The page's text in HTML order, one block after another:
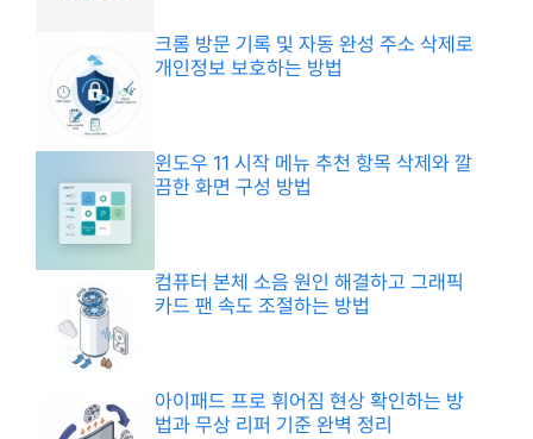
크롬 방문 기록 및 자동 완성 주소 삭제로
개인정보 보호하는 방법
윈도우 11 시작 메뉴 추천 항목 삭제와 깔
끔한 화면 구성 방법
컴퓨터 본체 소음 원인 해결하고 그래픽
카드 팬 속도 조절하는 방법
아이패드 프로 휘어짐 현상 확인하는 방
법과 무상 리퍼 기준 완벽 정리